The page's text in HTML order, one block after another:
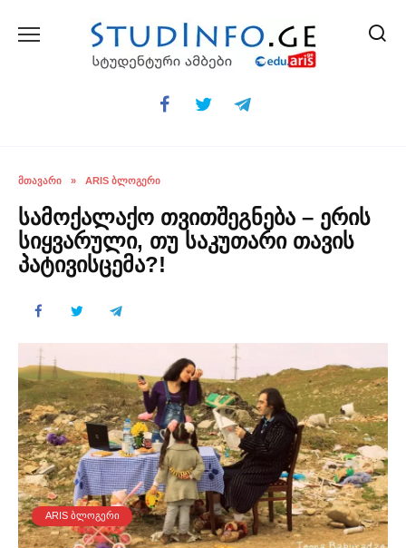
ᲛᲗᲐᲕᲐᲠᲘ » ARIS ᲑᲚᲝᲒᲔᲠᲘ
სამოქალაქო თვითშეგნება – ერის
სიყვარული, თუ საკუთარი თავის
პატივისცემა?!
ARIS ᲑᲚᲝᲒᲔᲠᲘ